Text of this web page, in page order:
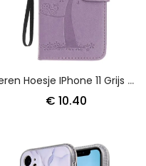
Leren Hoesje IPhone 11 Grijs Zwart Telefoonhoesje Boom En String Uilen
€ 10.40